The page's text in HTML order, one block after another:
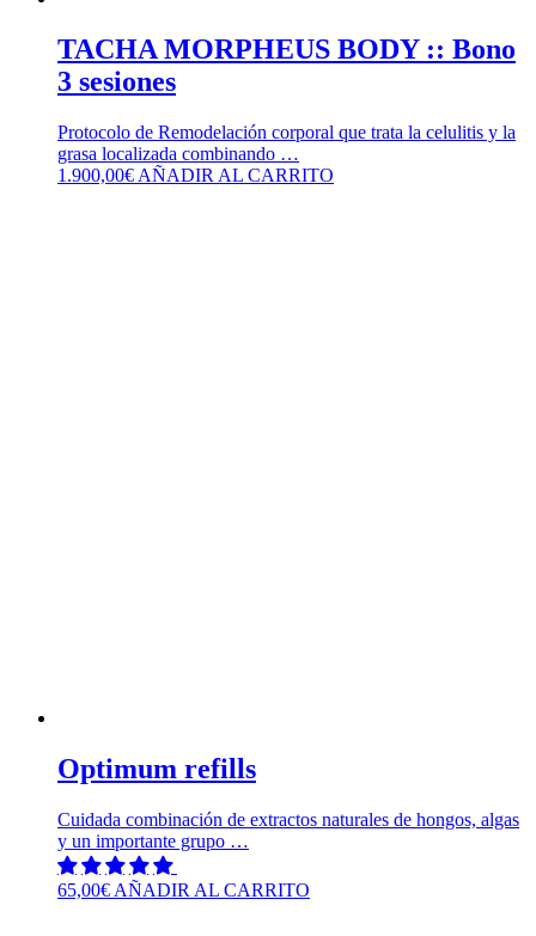
TACHA MORPHEUS BODY :: Bono
3 sesiones
Protocolo de Remodelación corporal que trata la celulitis y la
grasa localizada combinando …
1.900,00€ AÑADIR AL CARRITO
Optimum refills
Cuidada combinación de extractos naturales de hongos, algas
y un importante grupo …
65,00€ AÑADIR AL CARRITO